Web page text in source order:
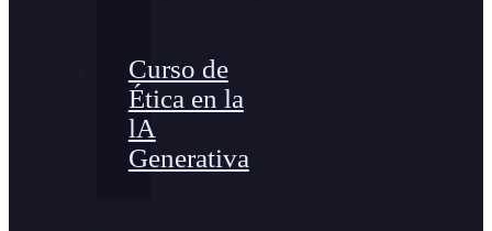
Curso de
Ética en la
lA
Generativa